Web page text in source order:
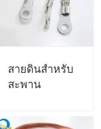
สายดินสำหรับ
สะพาน